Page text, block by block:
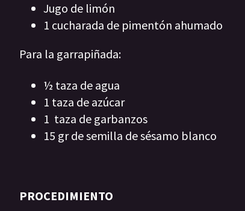
Jugo de limón
1 cucharada de pimentón ahumado
Para la garrapiñada:
½ taza de agua
1 taza de azúcar
1 taza de garbanzos
15 gr de semilla de sésamo blanco
PROCEDIMIENTO